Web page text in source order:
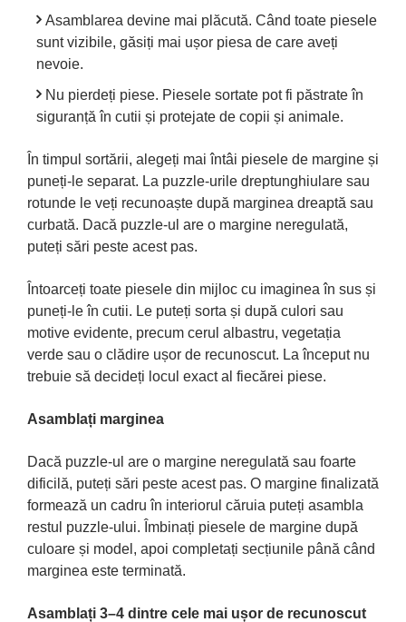
Asamblarea devine mai plăcută. Când toate piesele
sunt vizibile, găsiți mai ușor piesa de care aveți
nevoie.
Nu pierdeți piese. Piesele sortate pot fi păstrate în
siguranță în cutii și protejate de copii și animale.
În timpul sortării, alegeți mai întâi piesele de margine și
puneți-le separat. La puzzle-urile dreptunghiulare sau
rotunde le veți recunoaște după marginea dreaptă sau
curbată. Dacă puzzle-ul are o margine neregulată,
puteți sări peste acest pas.
Întoarceți toate piesele din mijloc cu imaginea în sus și
puneți-le în cutii. Le puteți sorta și după culori sau
motive evidente, precum cerul albastru, vegetația
verde sau o clădire ușor de recunoscut. La început nu
trebuie să decideți locul exact al fiecărei piese.
Asamblați marginea
Dacă puzzle-ul are o margine neregulată sau foarte
dificilă, puteți sări peste acest pas. O margine finalizată
formează un cadru în interiorul căruia puteți asambla
restul puzzle-ului. Îmbinați piesele de margine după
culoare și model, apoi completați secțiunile până când
marginea este terminată.
Asamblați 3–4 dintre cele mai ușor de recunoscut